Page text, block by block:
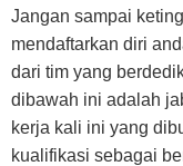
Jangan sampai
mendaftarkan diri
dari tim yang
dibawah ini adalah
kerja kali ini yang
kualifikasi sebagai